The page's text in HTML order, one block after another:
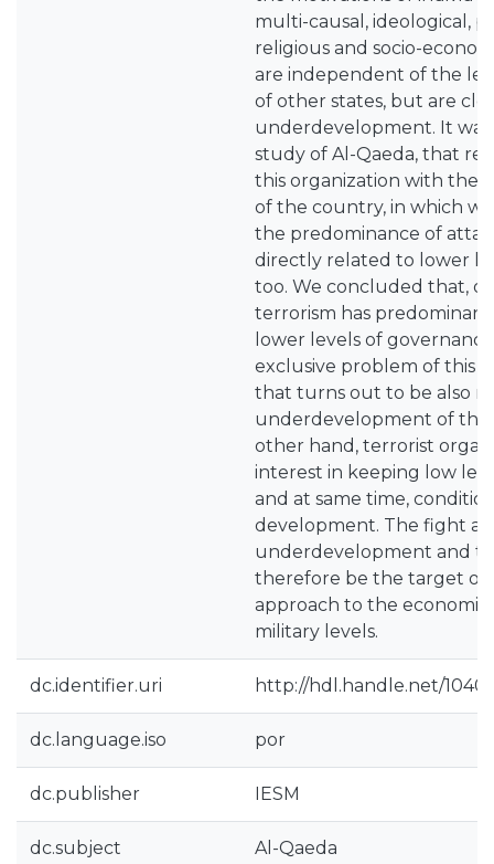
multi-causal, ideological,
religious and socio-
are independent of the
of other states, but are
underdevelopment. It was
study of Al-Qaeda, that
this organization with the
of the country, in which
the predominance of
directly related to lower
too. We concluded that,
terrorism has
lower levels of
exclusive problem of this
that turns out to be also
underdevelopment of the
other hand, terrorist
interest in keeping low
and at same time,
development. The fight
underdevelopment and
therefore be the target of
approach to the
military levels.
dc.identifier.uri http://hdl.handle.net/
dc.language.iso por
dc.publisher IESM
dc.subject Al-Qaeda